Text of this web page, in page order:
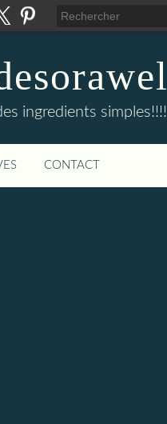
ingredients simples!!!!
CONTACT